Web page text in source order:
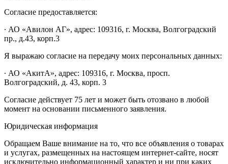
Согласие предоставляется:
∙ АО «Авилон АГ», адрес: 109316, г. Москва, Волгоградский
пр., д.43, корп.3
Я выражаю согласие на передачу моих персональных данных:
∙ АО «АкитА», адрес: 109316, г. Москва, просп.
Волгоградский, д. 43, корп. 3
Согласие действует 75 лет и может быть отозвано в любой
момент на основании письменного заявления.
Юридическая информация
Обращаем Ваше внимание на то, что все объявления о товарах
и услугах, размещенных на настоящем интернет-сайте, носят
исключительно информационный характер и ни при каких